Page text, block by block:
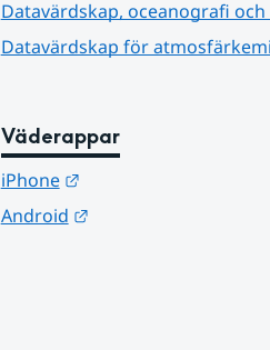
Datavärdskap, oceanografi
Datavärdskap för atmosfärkemi
Väderappar
iPhone
Länk till annan
Android
Länk till annan